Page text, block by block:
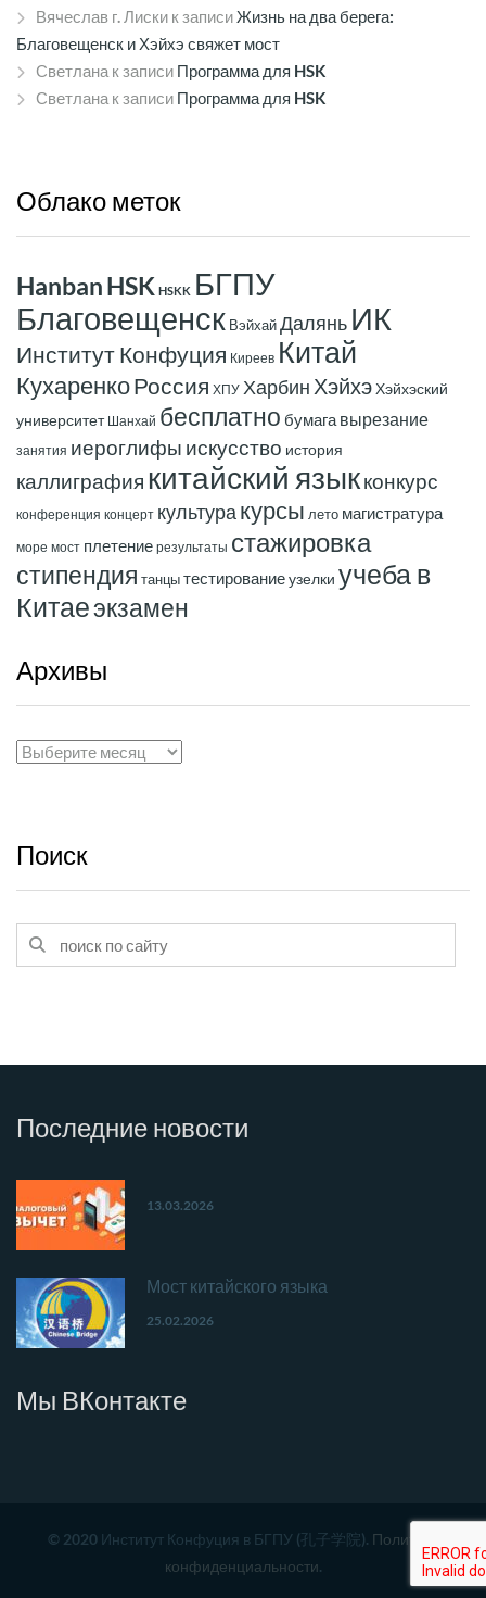
Вячеслав г. Лиски к записиЖизнь на два берега:
Благовещенск и Хэйхэ свяжет мост
Светлана к записи Программа для HSK
Светлана к записи Программа для HSK
Облако меток
HanbanHSK HSKK БГПУ
Благовещенск ВэйхайДалянь ИК
Институт Конфуция Киреев Китай
КухаренкоРоссия ХПУ Харбин ХэйхэХэйхэский
университет Шанхай бесплатно бумага вырезание
занятия иероглифы искусство история
каллиграфия китайский языкконкурс
конференция концерт культура курсы лето магистратура
море мост плетение результаты стажировка
стипендия танцытестированиеузелки учеба в
Китаеэкзамен
Архивы
Архивы
Поиск
Последние новости
13.03.2026
Мост китайского языка
25.02.2026
Мы ВКонтакте
© 2020 Институт Конфуция в БГПУ (孔子学院). Политика
конфиденциальности.